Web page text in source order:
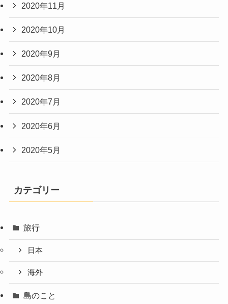
2020年11月
2020年10月
2020年9月
2020年8月
2020年7月
2020年6月
2020年5月
カテゴリー
旅行
日本
海外
島のこと